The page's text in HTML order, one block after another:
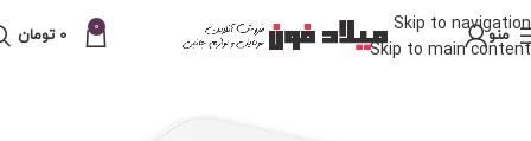
Skip to navigation
Skip to main content
منو 0
0 تومان